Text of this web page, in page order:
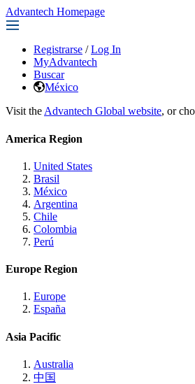
Advantech Homepage
Registrarse / Log In
MyAdvantech
Buscar
México
Visit the Advantech Global website, or
America Region
United States
Brasil
México
Argentina
Chile
Colombia
Perú
Europe Region
Europe
España
Asia Pacific
Australia
中国